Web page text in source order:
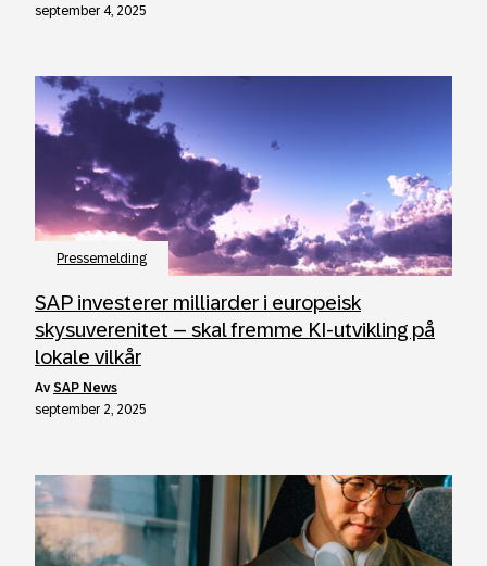
september 4, 2025
Pressemelding
SAP investerer milliarder i europeisk
skysuverenitet – skal fremme KI-utvikling på
lokale vilkår
avSAP News
september 2, 2025